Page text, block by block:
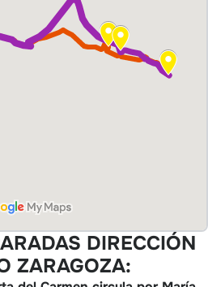
DIRECCIÓN
ZARAGOZA: